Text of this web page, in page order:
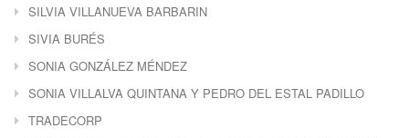
SILVIA VILLANUEVA BARBARIN
SIVIA BURÉS
SONIA GONZÁLEZ MÉNDEZ
SONIA VILLALVA QUINTANA Y PEDRO DEL ESTAL PADILLO
TRADECORP